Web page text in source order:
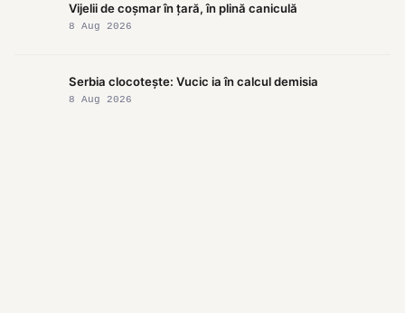
Vijelii de coșmar în țară, în plină caniculă
8 Aug 2026
Serbia clocotește: Vucic ia în calcul demisia
8 Aug 2026